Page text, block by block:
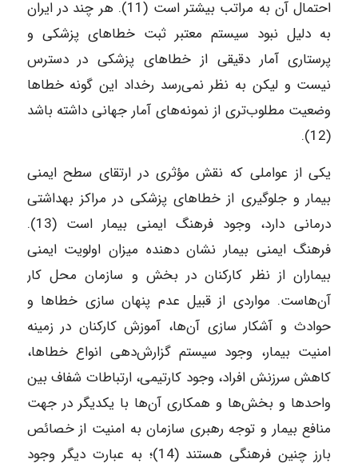
احتمال آن به مراتب بیشتر است (11). هر چند در ایران
به دلیل نبود سیستم معتبر ثبت خطاهای پزشکی و
پرستاری آمار دقیقی از خطاهای پزشکی در دسترس
نیست و لیکن به نظر نمی‌رسد رخداد این گونه خطاها
وضعیت مطلوب‌تری از نمونه‌های آمار جهانی داشته باشد
(12).
یکی از عواملی که نقش مؤثری در ارتقای سطح ایمنی
بیمار و جلوگیری از خطاهای پزشکی در مراکز بهداشتی
درمانی دارد، وجود فرهنگ ایمنی بیمار است (13).
فرهنگ ایمنی بیمار نشان دهنده میزان اولویت ایمنی
بیماران از نظر کارکنان در بخش و سازمان محل کار
آن‌هاست. مواردی از قبیل عدم پنهان سازی خطاها و
حوادث و آشکار سازی آن‌ها، آموزش کارکنان در زمینه
امنیت بیمار، وجود سیستم گزارش‌دهی انواع خطاها،
کاهش سرزنش افراد، وجود کارتیمی، ارتباطات شفاف بین
واحدها و بخش‌ها و همکاری آن‌ها با یکدیگر در جهت
منافع بیمار و توجه رهبری سازمان به امنیت از خصائص
بارز چنین فرهنگی هستند (14)؛ به عبارت دیگر وجود